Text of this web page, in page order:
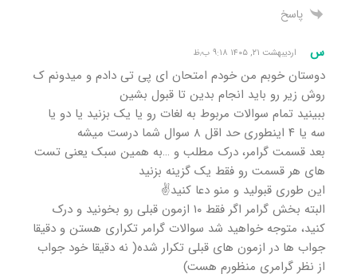
پاسخ
س اردیبهشت ۲۱, ۱۴۰۵ ۹:۱۸ ب٫ظ
دوستان خوبم من خودم امتحان ای پی تی دادم و میدونم ک
روش زیر رو باید انجام بدین تا قبول بشین
ببینید تمام سوالات مربوط به لغات رو یا یک بزنید یا دو یا
سه یا ۴ اینطوری حد اقل ۸ سوال شما درست میشه
بعد قسمت گرامر، درک مطلب و …به همین سبک یعنی تست
های هر قسمت رو فقط یک گزینه بزنید
این طوری قبولید و منو دعا کنید✌
البته بخش گرامر اگر فقط ۱۰ ازمون قبلی رو بخونید و درک
کنید، متوجه خواهید شد سوالات گرامر تکراری هستن و دقیقا
جواب ها در ازمون های قبلی تکرار شده( نه دقیقا خود جواب
از نظر گرامری منظورم هست)